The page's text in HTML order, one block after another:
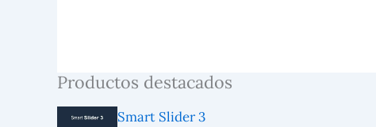
Productos destacados
Smart Slider 3